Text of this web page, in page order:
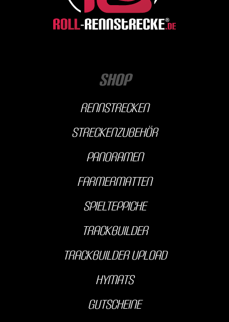
Shop
Rennstrecken
streckenzubehör
Panoramen
farmermatten
Spielteppiche
Trackbuilder
Trackbuilder Upload
hyMats
Gutscheine